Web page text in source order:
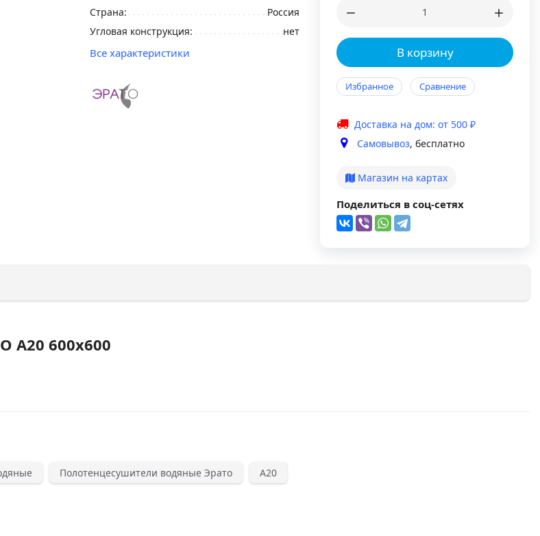
В корзину
Избранное Сравнение
Доставка на дом: от 500 ₽
Самовывоз, бесплатно
Магазин на картах
Поделиться в соц-сетях
Страна:
Россия
Угловая конструкция:
нет
Все характеристики
А20 600x600
Полотенцесушители водяные Эрато А20